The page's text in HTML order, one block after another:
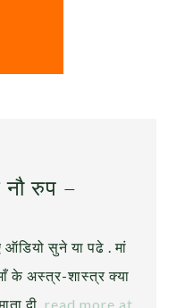
नौ रुप –
ऑडियो सुने या पढे . मां
के अस्त्र-शास्त्र क्या
दी. read more at